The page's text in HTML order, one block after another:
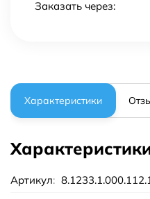
Заказать через:
Характеристики
Артикул: